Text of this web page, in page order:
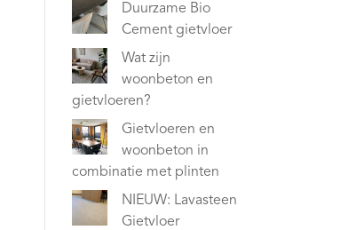
Duurzame Bio
Cement gietvloer
Wat zijn
woonbeton en
gietvloeren?
Gietvloeren en
woonbeton in
combinatie met plinten
NIEUW: Lavasteen
Gietvloer